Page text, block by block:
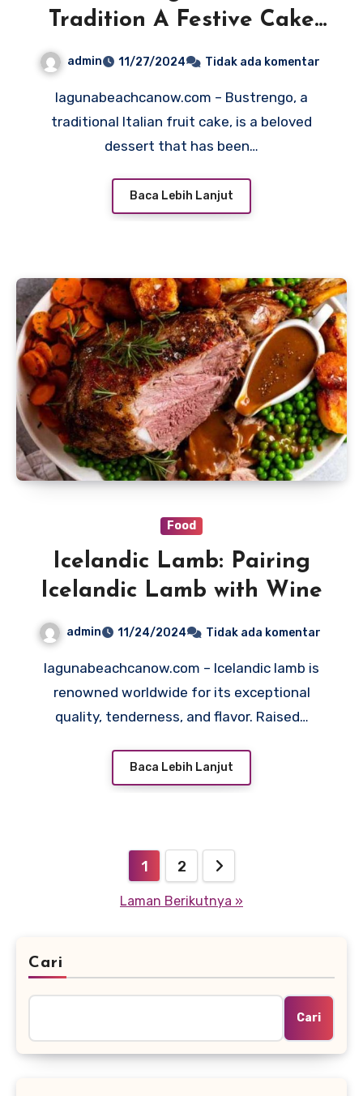
Tradition A Festive Cake
admin 11/27/2024 Tidak ada komentar
lagunabeachcanow.com – Bustrengo, a
traditional Italian fruit cake, is a beloved
dessert that has been…
Baca Lebih Lanjut
Food
Icelandic Lamb: Pairing
Icelandic Lamb with Wine
admin 11/24/2024 Tidak ada komentar
lagunabeachcanow.com – Icelandic lamb is
renowned worldwide for its exceptional
quality, tenderness, and flavor. Raised…
Baca Lebih Lanjut
1 2
Laman Berikutnya »
Cari
Cari